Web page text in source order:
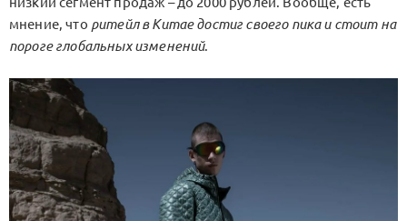
мнение, что ритейл в Китае достиг своего пика и стоит на
пороге глобальных изменений.